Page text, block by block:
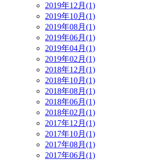
2019年12月(1)
2019年10月(1)
2019年08月(1)
2019年06月(1)
2019年04月(1)
2019年02月(1)
2018年12月(1)
2018年10月(1)
2018年08月(1)
2018年06月(1)
2018年02月(1)
2017年12月(1)
2017年10月(1)
2017年08月(1)
2017年06月(1)